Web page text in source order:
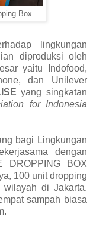
Box
lingkungan
diproduksi oleh
yaitu Indofood,
dan Unilever
yang singkatan
for Indonesia
bagi Lingkungan
dengan
DROPPING BOX
100 unit dropping
di Jakarta.
sampah biasa